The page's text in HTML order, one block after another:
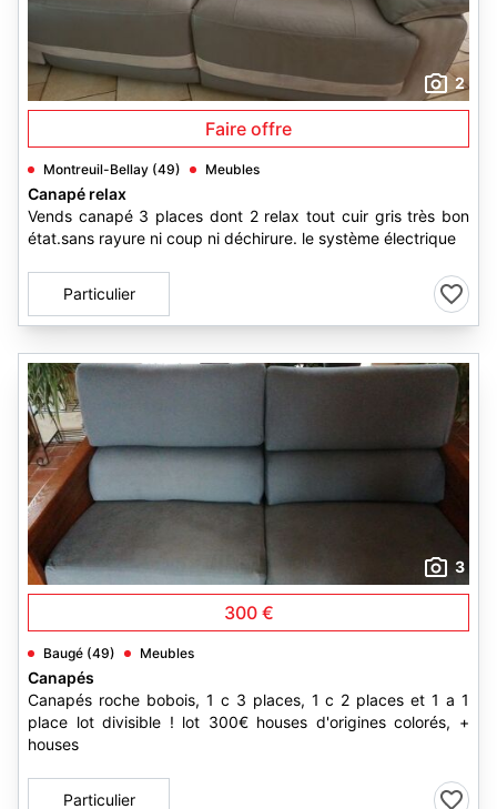
2
Faire offre
Montreuil-Bellay (49) Meubles
Canapé relax
Vends canapé 3 places dont 2 relax tout cuir gris très bon
état.sans rayure ni coup ni déchirure. le système électrique
Particulier
3
300 €
Baugé (49) Meubles
Canapés
Canapés roche bobois, 1 c 3 places, 1 c 2 places et 1 a 1
place lot divisible ! lot 300€ houses d'origines colorés, +
houses
Particulier